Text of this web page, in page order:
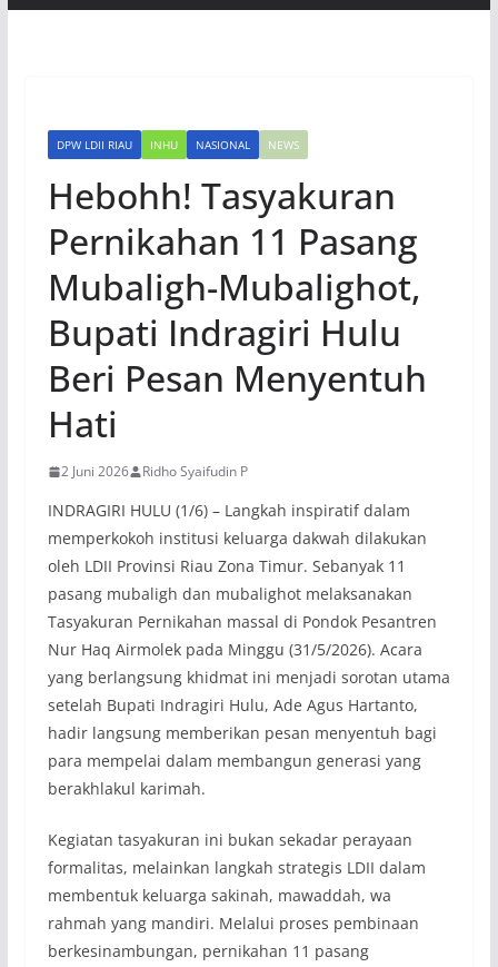
DPW LDII RIAU INHU NASIONAL NEWS
Hebohh! Tasyakuran
Pernikahan 11 Pasang
Mubaligh-Mubalighot,
Bupati Indragiri Hulu
Beri Pesan Menyentuh
Hati
2 Juni 2026 Ridho Syaifudin P
INDRAGIRI HULU (1/6) – Langkah inspiratif dalam
memperkokoh institusi keluarga dakwah dilakukan
oleh LDII Provinsi Riau Zona Timur. Sebanyak 11
pasang mubaligh dan mubalighot melaksanakan
Tasyakuran Pernikahan massal di Pondok Pesantren
Nur Haq Airmolek pada Minggu (31/5/2026). Acara
yang berlangsung khidmat ini menjadi sorotan utama
setelah Bupati Indragiri Hulu, Ade Agus Hartanto,
hadir langsung memberikan pesan menyentuh bagi
para mempelai dalam membangun generasi yang
berakhlakul karimah.
Kegiatan tasyakuran ini bukan sekadar perayaan
formalitas, melainkan langkah strategis LDII dalam
membentuk keluarga sakinah, mawaddah, wa
rahmah yang mandiri. Melalui proses pembinaan
berkesinambungan, pernikahan 11 pasang